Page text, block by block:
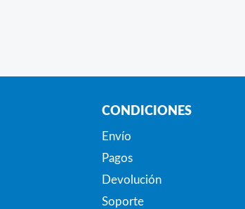
CONDICIONES
Envío
Pagos
Devolución
Soporte